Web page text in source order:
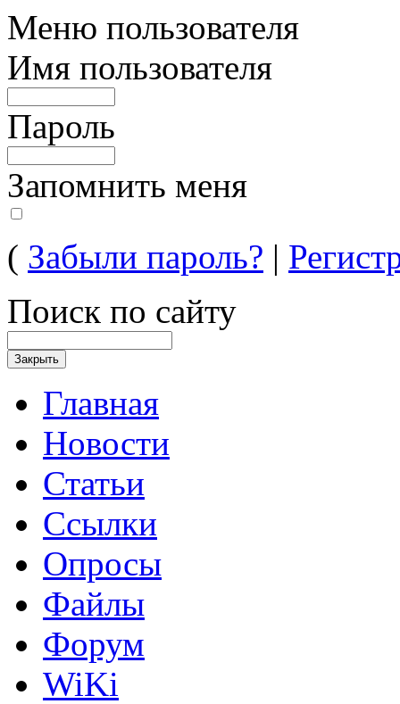
Меню пользователя
Имя пользователя
Пароль
Запомнить меня
( Забыли пароль? |
Поиск по сайту
Главная
Новости
Статьи
Ссылки
Опросы
Файлы
Форум
WiKi